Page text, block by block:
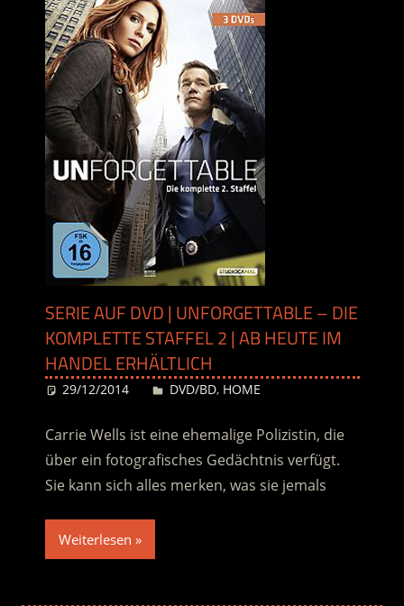
SERIE AUF DVD | UNFORGETTABLE – DIE
KOMPLETTE STAFFEL 2 | AB HEUTE IM
HANDEL ERHÄLTLICH
29/12/2014 Desiree
DVD/BD, HOME
Carrie Wells ist eine ehemalige Polizistin, die
über ein fotografisches Gedächtnis verfügt.
Sie kann sich alles merken, was sie jemals
Weiterlesen